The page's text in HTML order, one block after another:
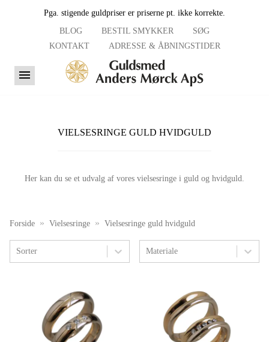
Pga. stigende guldpriser er priserne pt. ikke korrekte.
BLOG
BESTIL SMYKKER
SØG
KONTAKT
ADRESSE & ÅBNINGSTIDER
VIELSESRINGE GULD HVIDGULD
Her kan du se et udvalg af vores vielsesringe i guld og hvidguld.
Forside Vielsesringe Vielsesringe guld hvidguld
Sorter Materiale